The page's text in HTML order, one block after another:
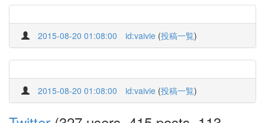
2015-08-20 01:08:00 id:vaivie (投稿一覧)
2015-08-20 01:08:00 id:vaivie (投稿一覧)